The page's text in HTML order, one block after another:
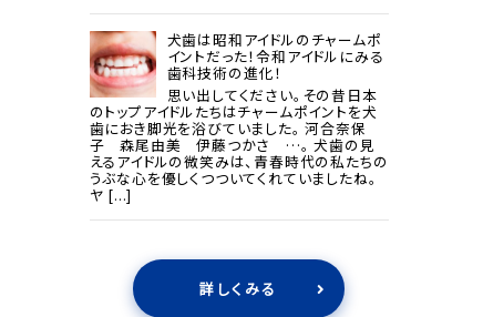
犬歯は昭和アイドルのチャームポ
イントだった！令和アイドルにみる
歯科技術の進化！
思い出してください。その昔日本
のトップアイドルたちはチャームポイントを犬
歯におき脚光を浴びていました。 河合奈保
子 森尾由美 伊藤つかさ …。 犬歯の見
えるアイドルの微笑みは、青春時代の私たちの
うぶな心を優しくつついてくれていましたね。
ヤ [...]
詳しくみる